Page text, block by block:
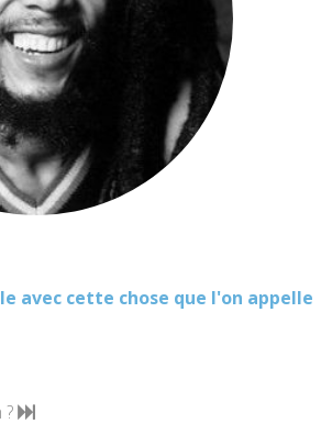
avec cette chose que l'on appelle